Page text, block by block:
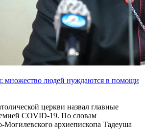
множество людей нуждаются в помощи
церкви назвал главные
COVID-19. По словам
архиепископа Тадеуша